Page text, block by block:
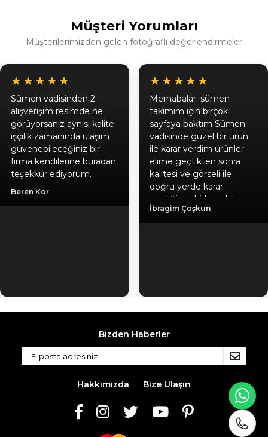
Müşteri Yorumları
Müşterilerimizden gelen fotoğraflı değerlendirmeler
★★★★★
Sümen vadisinden 2.
alışverişim resimde ne
görüyorsanız aynısı kalite
işçilik zamanında ulaşım
güvenebileceğiniz bir
firma kendilerine buradan
teşekkür ediyorum.
Beren Kor
★★★★★
Merhabalar; sümen
takımım için birçok
sayfaya baktım Sümen
vadisinde güzel bir ürün
ile karar verdim ürünler
elime geçtikten sonra
kalitesi ve görseli ile
doğru yerde karar
verdiğime birkez daha
emin oldum, hediyeniz
için ayrıca teşekkür
İbragim Çoşkun
Bizden Haberler
Hakkımızda Bize Ulaşın